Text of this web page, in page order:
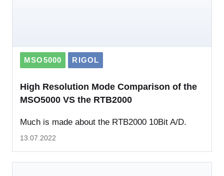
MSO5000 RIGOL
High Resolution Mode Comparison of the
MSO5000 VS the RTB2000
Much is made about the RTB2000 10Bit A/D.
13.07.2022